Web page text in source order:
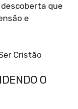
que
e
O